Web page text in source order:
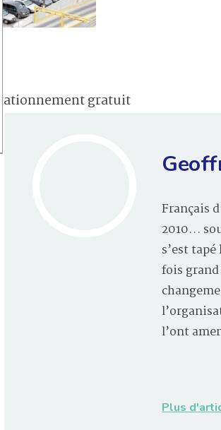
stationnement gratuit
Français
2010…
s’est
fois
l’ont
Plus